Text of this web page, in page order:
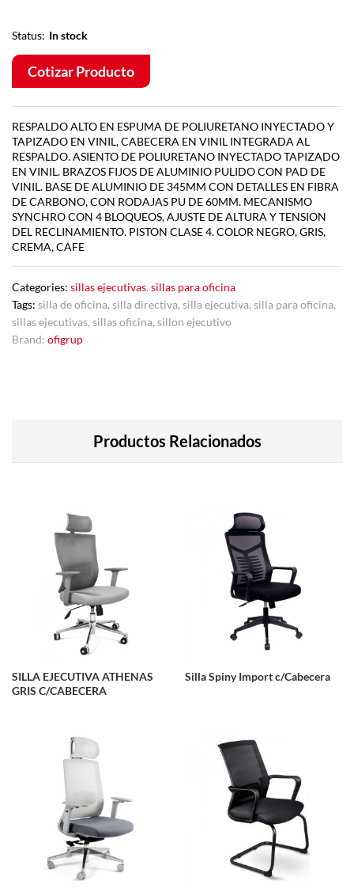
Status: In stock
Cotizar Producto
RESPALDO ALTO EN ESPUMA DE POLIURETANO INYECTADO Y
TAPIZADO EN VINIL, CABECERA EN VINIL INTEGRADA AL
RESPALDO. ASIENTO DE POLIURETANO INYECTADO TAPIZADO
EN VINIL. BRAZOS FIJOS DE ALUMINIO PULIDO CON PAD DE
VINIL. BASE DE ALUMINIO DE 345MM CON DETALLES EN FIBRA
DE CARBONO, CON RODAJAS PU DE 60MM. MECANISMO
SYNCHRO CON 4 BLOQUEOS, AJUSTE DE ALTURA Y TENSION
DEL RECLINAMIENTO. PISTON CLASE 4. COLOR NEGRO, GRIS,
CREMA, CAFE
Categories: sillas ejecutivas, sillas para oficina
Tags: silla de oficina, silla directiva, silla ejecutiva, silla para oficina,
sillas ejecutivas, sillas oficina, sillon ejecutivo
Brand: ofigrup
Productos Relacionados
SILLA EJECUTIVA ATHENAS
GRIS C/CABECERA
Silla Spiny Import c/Cabecera